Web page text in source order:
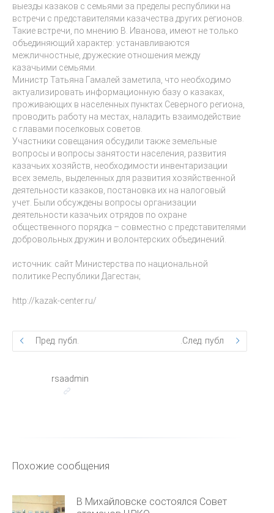
выезды казаков с семьями за пределы республики на
встречи с представителями казачества других регионов.
Такие встречи, по мнению В. Иванова, имеют не только
объединяющий характер: устанавливаются
межличностные, дружеские отношения между
казачьими семьями.
Министр Татьяна Гамалей заметила, что необходимо
актуализировать информационную базу о казаках,
проживающих в населенных пунктах Северного региона,
проводить работу на местах, наладить взаимодействие
с главами поселковых советов.
Участники совещания обсудили также земельные
вопросы и вопросы занятости населения, развития
казачьих хозяйств, необходимости инвентаризации
всех земель, выделенных для развития хозяйственной
деятельности казаков, постановка их на налоговый
учет. Были обсуждены вопросы организации
деятельности казачьих отрядов по охране
общественного порядка – совместно с представителями
добровольных дружин и волонтерских объединений.
источник: сайт Министерства по национальной
политике Республики Дагестан;
http://kazak-center.ru/
Пред. публ. След. публ.
rsaadmin
Похожие сообщения
В Михайловске состоялся Совет